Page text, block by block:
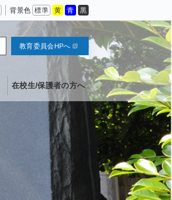
背景色 標準 黄 青 黒
教育委員会HPへ
在校生/保護者の方へ